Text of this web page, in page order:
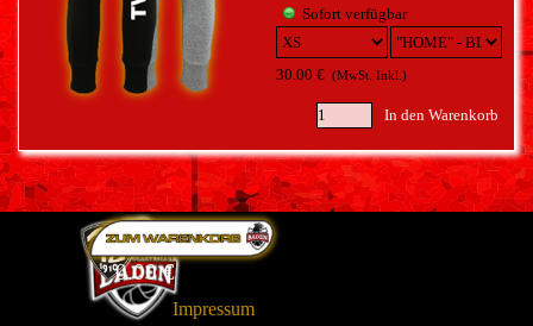
Sofort verfügbar
30.00 € (MwSt. Inkl.)
In den Warenkorb
Impressum
0.00 €